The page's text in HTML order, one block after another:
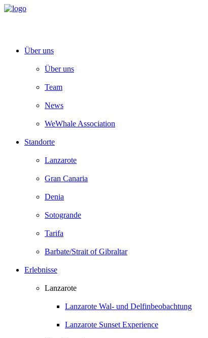
Über uns
Über uns
Team
News
WeWhale Association
Standorte
Lanzarote
Gran Canaria
Denia
Sotogrande
Tarifa
Barbate/Strait of Gibraltar
Erlebnisse
Lanzarote
Lanzarote Wal- und Delfinbeobachtung
Lanzarote Sunset Experience